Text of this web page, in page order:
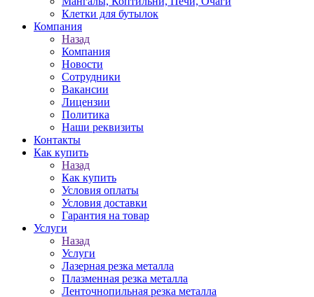
Клетки для бутылок
Компания
Назад
Компания
Новости
Сотрудники
Вакансии
Лицензии
Политика
Наши реквизиты
Контакты
Как купить
Назад
Как купить
Условия оплаты
Условия доставки
Гарантия на товар
Услуги
Назад
Услуги
Лазерная резка металла
Плазменная резка металла
Ленточнопильная резка металла